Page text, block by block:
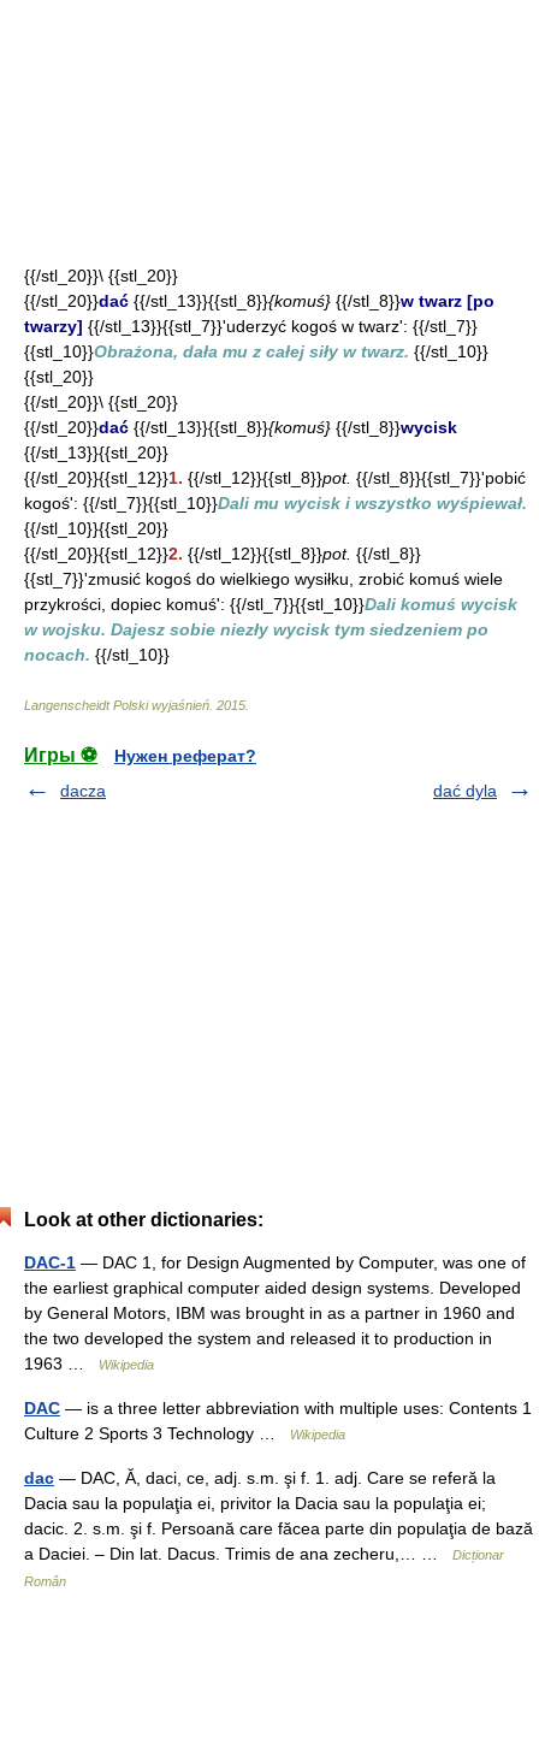
{{/stl_20}}\ {{stl_20}}
{{/stl_20}}dać {{/stl_13}}{{stl_8}}{komuś} {{/stl_8}}w twarz [po
twarzy] {{/stl_13}}{{stl_7}}'uderzyć kogoś w twarz': {{/stl_7}}
{{stl_10}}Obrażona, dała mu z całej siły w twarz. {{/stl_10}}
{{stl_20}}
{{/stl_20}}\ {{stl_20}}
{{/stl_20}}dać {{/stl_13}}{{stl_8}}{komuś} {{/stl_8}}wycisk
{{/stl_13}}{{stl_20}}
{{/stl_20}}{{stl_12}}1. {{/stl_12}}{{stl_8}}pot. {{/stl_8}}{{stl_7}}'pobić
kogoś': {{/stl_7}}{{stl_10}}Dali mu wycisk i wszystko wyśpiewał.
{{/stl_10}}{{stl_20}}
{{/stl_20}}{{stl_12}}2. {{/stl_12}}{{stl_8}}pot. {{/stl_8}}
{{stl_7}}'zmusić kogoś do wielkiego wysiłku, zrobić komuś wiele
przykrości, dopiec komuś': {{/stl_7}}{{stl_10}}Dali komuś wycisk
w wojsku. Dajesz sobie niezły wycisk tym siedzeniem po
nocach. {{/stl_10}}
Langenscheidt Polski wyjaśnień 2015
Игры ⚽
Нужен реферат?
dacza
dać dyla
Look at other dictionaries:
DAC-1 — DAC 1, for Design Augmented by Computer, was one of
the earliest graphical computer aided design systems. Developed
by General Motors, IBM was brought in as a partner in 1960 and
the two developed the system and released it to production in
1963 …
Wikipedia
DAC — is a three letter abbreviation with multiple uses: Contents 1
Culture 2 Sports 3 Technology …
Wikipedia
dac — DAC, Ă, daci, ce, adj. s.m. şi f. 1. adj. Care se referă la
Dacia sau la populaţia ei, privitor la Dacia sau la populaţia ei;
dacic. 2. s.m. şi f. Persoană care făcea parte din populaţia de bază
a Daciei. – Din lat. Dacus. Trimis de ana zecheru,… …
Dicționar
Român